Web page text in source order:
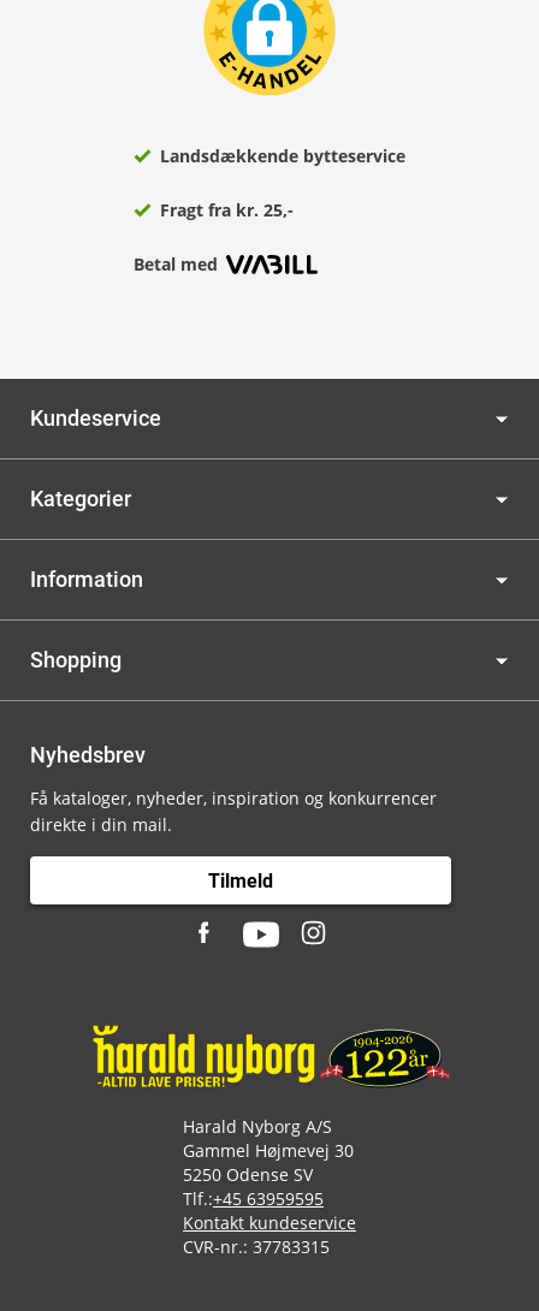
Landsdækkende bytteservice
Fragt fra kr. 25,-
Betal med
Kundeservice
Kategorier
Information
Shopping
Nyhedsbrev
Få kataloger, nyheder, inspiration og konkurrencer
direkte i din mail.
Tilmeld
Harald Nyborg A/S
Gammel Højmevej 30
5250 Odense SV
Tlf.:+45 63959595
Kontakt kundeservice
CVR-nr.: 37783315